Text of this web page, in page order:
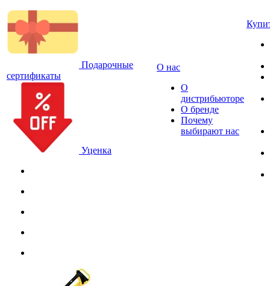
Подарочные
сертификаты
Уценка
О нас
О
дистрибьюторе
О бренде
Почему
выбирают нас